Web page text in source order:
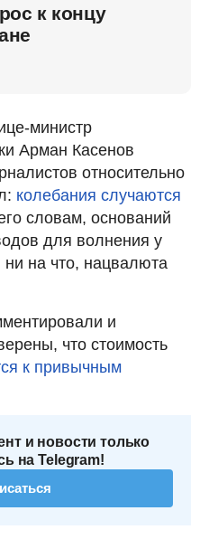
к концу
министр
Арман Касенов
относительно
колебания случаются
словам, оснований
для волнения у
ни на что, нацвалюта
и
что стоимость
к привычным
и новости только
на Telegram!